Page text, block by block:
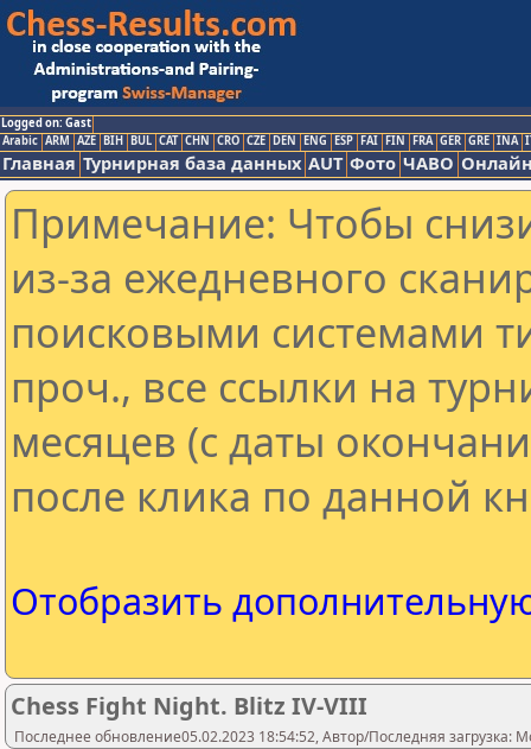
Logged on: Gast
Arabic ARM AZE BIH BUL CAT CHN CRO CZE DEN ENG ESP FAI FIN FRA GER GRE INA
Главная Турнирная база данных AUT Фото ЧАВО
Примечание: Чтобы
из-за ежедневного
поисковыми системами
проч., все ссылки на
месяцев (с даты
после клика по данной
Отобразить
Chess Fight Night. Blitz IV-VIII
Последнее обновление05.02.2023 18:54:52, Автор/Последняя загрузка: